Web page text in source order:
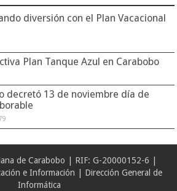
diversión con el Plan Vacacional
Plan Tanque Azul en Carabobo
decretó 13 de noviembre día de
de Carabobo | RIF: G-20000152-6 |
e Información | Dirección General de
Informática